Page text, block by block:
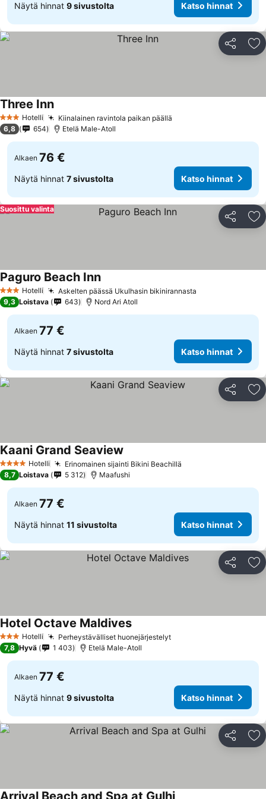
Näytä hinnat 9 sivustolta Katso hinnat
Jaa
3 Tähtiluokitus
Hotelli Kiinalainen ravintola paikan päällä
Three Inn
6,8 654 Etelä Male-Atoll
Alkaen 76 €
Näytä hinnat 7 sivustolta Katso hinnat
Jaa
Suosittu valinta
3 Tähtiluokitus
Hotelli Askelten päässä Ukulhasin bikinirannasta
Paguro Beach Inn
9,3 Loistava 643 Nord Ari Atoll
Alkaen 77 €
Näytä hinnat 7 sivustolta Katso hinnat
Jaa
4 Tähtiluokitus
Hotelli Erinomainen sijainti Bikini Beachillä
Kaani Grand Seaview
8,7 Loistava 5 312 Maafushi
Alkaen 77 €
Näytä hinnat 11 sivustolta Katso hinnat
Jaa
3 Tähtiluokitus
Hotelli Perheystävälliset huonejärjestelyt
Hotel Octave Maldives
7,8 Hyvä 1 403 Etelä Male-Atoll
Alkaen 77 €
Näytä hinnat 9 sivustolta Katso hinnat
Jaa
Arrival Beach and Spa at Gulhi